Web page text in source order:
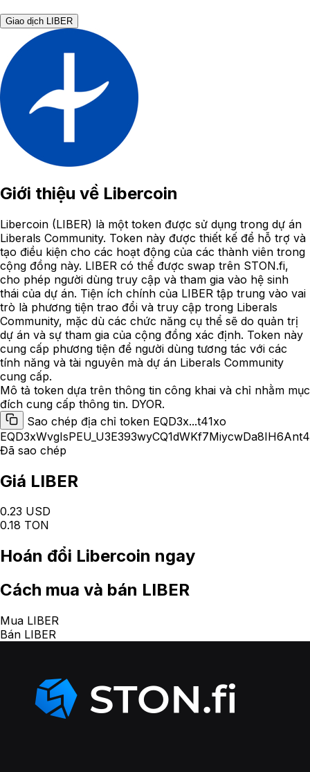
Giao dịch LIBER
Giới thiệu về Libercoin
Libercoin (LIBER) là một token được sử dụng trong dự án
Liberals Community. Token này được thiết kế để hỗ trợ và
tạo điều kiện cho các hoạt động của các thành viên trong
cộng đồng này. LIBER có thể được swap trên STON.fi,
cho phép người dùng truy cập và tham gia vào hệ sinh
thái của dự án. Tiện ích chính của LIBER tập trung vào vai
trò là phương tiện trao đổi và truy cập trong Liberals
Community, mặc dù các chức năng cụ thể sẽ do quản trị
dự án và sự tham gia của cộng đồng xác định. Token này
cung cấp phương tiện để người dùng tương tác với các
tính năng và tài nguyên mà dự án Liberals Community
cung cấp.
Mô tả token dựa trên thông tin công khai và chỉ nhằm mục
đích cung cấp thông tin. DYOR.
Sao chép địa chỉ token EQD3x...t41xo
Đã sao chép
Giá LIBER
0.23 USD
0.18 TON
Hoán đổi Libercoin ngay
Cách mua và bán LIBER
Mua LIBER
Bán LIBER